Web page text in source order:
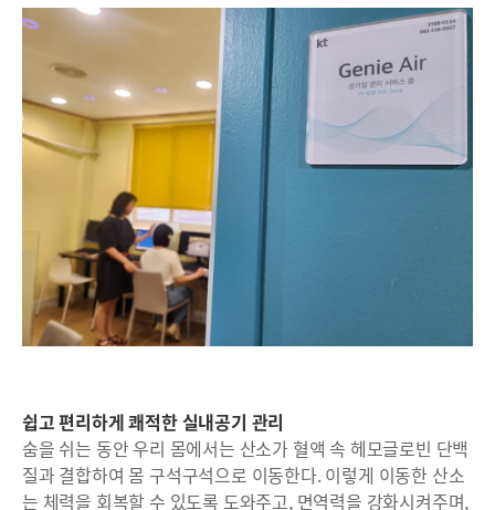
쉽고 편리하게 쾌적한 실내공기 관리
숨을 쉬는 동안 우리 몸에서는 산소가 혈액 속 헤모글로빈 단백
질과 결합하여 몸 구석구석으로 이동한다. 이렇게 이동한 산소
는 체력을 회복할 수 있도록 도와주고, 면역력을 강화시켜주며,